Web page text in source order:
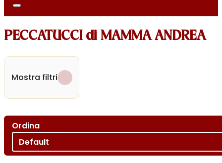
PECCATUCCI di MAMMA ANDREA
Mostra filtri
Ordina
Ordina per
Sort content